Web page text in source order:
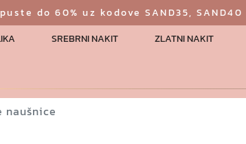
do 60% uz kodove SAND35, SAND40
SREBRNI NAKIT ZLATNI NAKIT
naušnice